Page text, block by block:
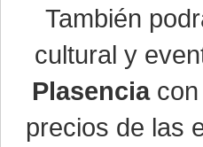
También
cultural y
Plasenciacon
precios de las